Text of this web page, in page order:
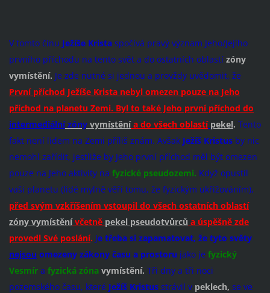
V tomto činu Ježíše Kristaspočívá pravý význam Jeho/Jejího
prvního příchodu na tento svět a do ostatních oblastí zóny
vymístění. Je zde nutné si jednou a provždy uvědomit, že
První příchod Ježíše Krista nebyl omezen pouze na Jeho
příchod na planetu Zemi. Byl to také Jeho první příchod do
intermediálnízóny vymístěnía do všech oblastí pekel. Tento
fakt není lidem na Zemi příliš znám. Avšak Ježíš Kristusby nic
nemohl zařídit, jestliže by Jeho první příchod měl být omezen
pouze na Jeho aktivity na fyzické pseudozemi. Když opustil
vaši planetu (lidé mylně věří tomu, že fyzickým ukřižováním),
před svým vzkříšením vstoupil do všech ostatních oblastí
zóny vymístěnívčetně pekel pseudotvůrců a úspěšně zde
provedl Své poslání. Je třeba si zapamatovat, že tyto světy
nejsou omezeny zákony času a prostoru jako je fyzický
Vesmíra fyzická zóna vymístění. Tři dny a tři noci
pozemského času, které Ježíš Kristusstrávil v peklech, se ve